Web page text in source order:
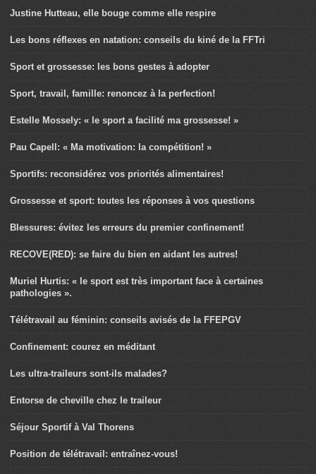
Justine Hutteau, elle bouge comme elle respire
Les bons réflexes en natation: conseils du kiné de la FFTri
Sport et grossesse: les bons gestes à adopter
Sport, travail, famille: renoncez à la perfection!
Estelle Mossely: « le sport a facilité ma grossesse! »
Pau Capell: « Ma motivation: la compétition! »
Sportifs: reconsidérez vos priorités alimentaires!
Grossesse et sport: toutes les réponses à vos questions
Blessures: évitez les erreurs du premier confinement!
RECOVE(RED): se faire du bien en aidant les autres!
Muriel Hurtis: « le sport est très important face à certaines
pathologies ».
Télétravail au féminin: conseils avisés de la FFEPGV
Confinement: courez en méditant
Les ultra-traileurs sont-ils malades?
Entorse de cheville chez le traileur
Séjour Sportif à Val Thorens
Position de télétravail: entraînez-vous!